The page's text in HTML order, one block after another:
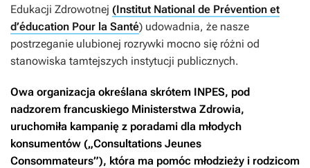
Edukacji Zdrowotnej (Institut National de Prévention et
d’éducation Pour la Santé) udowadnia, że nasze
postrzeganie ulubionej rozrywki mocno się różni od
stanowiska tamtejszych instytucji publicznych.
Owa organizacja określana skrótem INPES, pod
nadzorem francuskiego Ministerstwa Zdrowia,
uruchomiła kampanię z poradami dla młodych
konsumentów („Consultations Jeunes
Consommateurs”), która ma pomóc młodzieży i rodzicom